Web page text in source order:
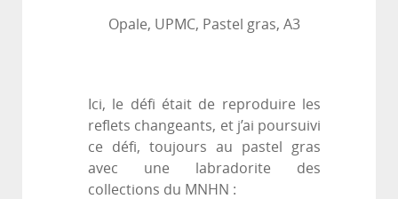
Opale, UPMC, Pastel gras, A3
Ici, le défi était de reproduire les
reflets changeants, et j’ai poursuivi
ce défi, toujours au pastel gras
avec une labradorite des
collections du MNHN :